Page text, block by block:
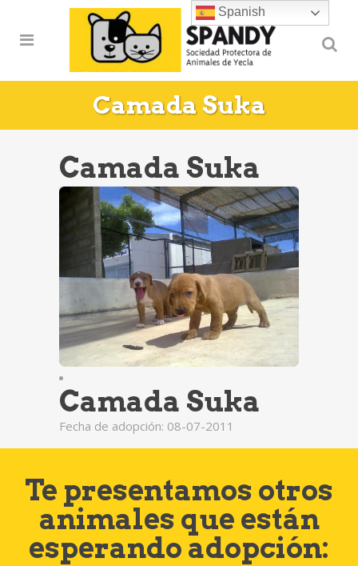
Camada Suka
Camada Suka
Camada Suka
Fecha de adopción: 08-07-2011
Te presentamos otros
animales que están
esperando adopción:
Spanish